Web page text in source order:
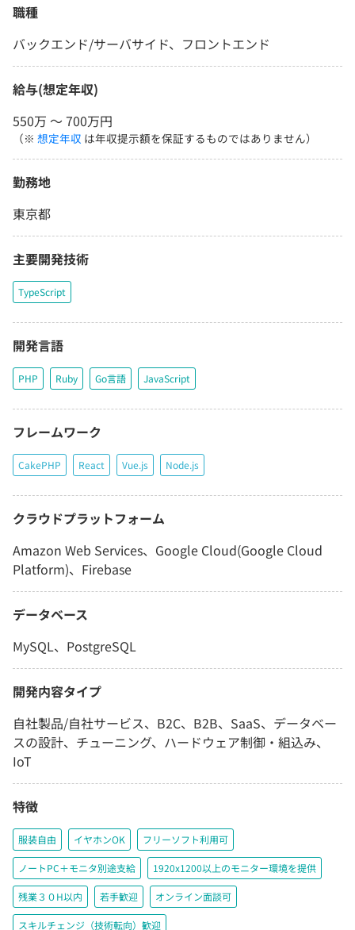
職種
バックエンド/サーバサイド、フロントエンド
給与(想定年収)
550万 〜 700万円
（※ 想定年収 は年収提示額を保証するものではありません）
勤務地
東京都
主要開発技術
TypeScript
開発言語
PHP Ruby Go言語 JavaScript
フレームワーク
CakePHP React Vue.js Node.js
クラウドプラットフォーム
Amazon Web Services、Google Cloud(Google Cloud
Platform)、Firebase
データベース
MySQL、PostgreSQL
開発内容タイプ
自社製品/自社サービス、B2C、B2B、SaaS、データベー
スの設計、チューニング、ハードウェア制御・組込み、
IoT
特徴
服装自由 イヤホンOK フリーソフト利用可
ノートPC＋モニタ別途支給 1920x1200以上のモニター環境を提供
残業３０H以内 若手歓迎 オンライン面談可
スキルチェンジ（技術転向）歓迎